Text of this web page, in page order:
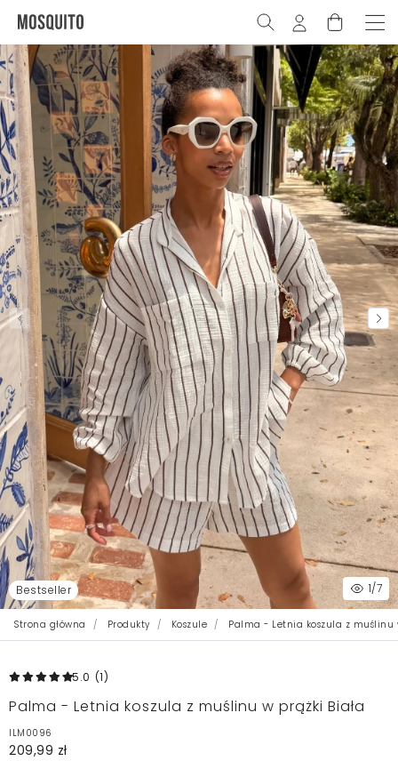
Bestseller 1/7
Strona główna Produkty Koszule Palma - Letnia koszula z muślinu
5.0 (1)
Palma - Letnia koszula z muślinu w prążki Biała
ILM0096
209,99 zł